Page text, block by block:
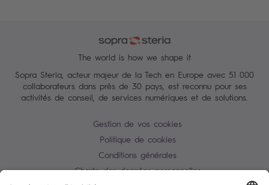
The world is how we shape it
Sopra Steria, acteur majeur de la Tech en Europe avec 51 000
collaborateurs dans près de 30 pays, est reconnu pour ses
activités de conseil, de services numériques et de solutions.
Gestion de vos cookies
Politique de cookies
Conditions générales
Charte des données personnelles